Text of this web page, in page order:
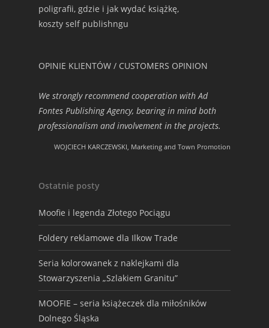
poligrafii, gdzie i jak wydać książkę,
koszty self publishngu
OPINIE KLIENTÓW / CUSTOMERS OPINION
We strongly recommend cooperation with Ad
Fontes Publishing Agency, bearing in mind both
professionalism and involvement in the projects.
WOJCIECH KARCZEWSKI, Marketing and Town Promotion
Ostatnie posty
Moofie i legenda Złotego Pociągu
Foldery reklamowe dla Ilkow Trade
Seria kolorowanek z naklejkami dla
Stowarzyszenia „Szlakiem Granitu”
MOOFIE – seria książeczek dla miłośników
Dolnego Śląska